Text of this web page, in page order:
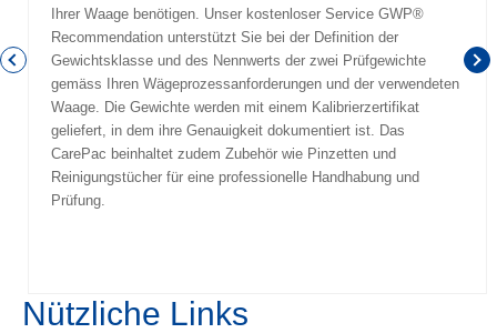
Ihrer Waage benötigen. Unser kostenloser Service GWP®
Recommendation unterstützt Sie bei der Definition der
Gewichtsklasse und des Nennwerts der zwei Prüfgewichte
gemäss Ihren Wägeprozessanforderungen und der verwendeten
Waage. Die Gewichte werden mit einem Kalibrierzertifikat
geliefert, in dem ihre Genauigkeit dokumentiert ist. Das
CarePac beinhaltet zudem Zubehör wie Pinzetten und
Reinigungstücher für eine professionelle Handhabung und
Prüfung.
Nützliche Links